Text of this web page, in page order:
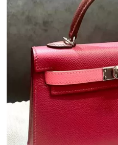
中野ブロードウェイ
宅配
無料の宅配